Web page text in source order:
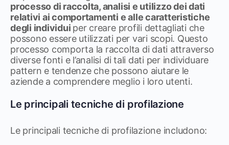
processo di raccolta, analisi e utilizzo dei dati
relativi ai comportamenti e alle caratteristiche
degli individui per creare profili dettagliati che
possono essere utilizzati per vari scopi. Questo
processo comporta la raccolta di dati attraverso
diverse fonti e l’analisi di tali dati per individuare
pattern e tendenze che possono aiutare le
aziende a comprendere meglio i loro utenti.
Le principali tecniche di profilazione
Le principali tecniche di profilazione includono: